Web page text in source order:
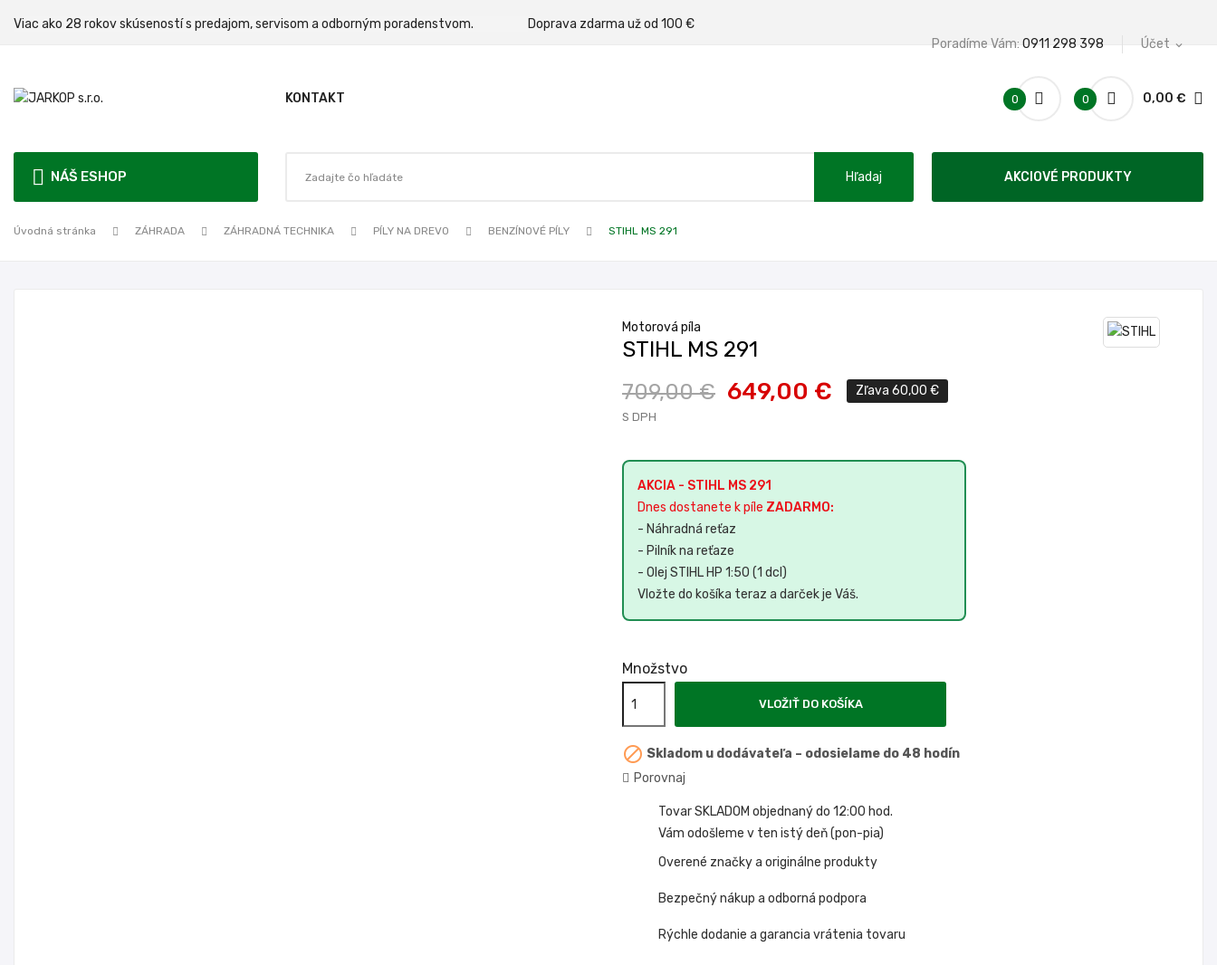
Viac ako 28 rokov skúseností s predajom, servisom a odborným poradenstvom.
Doprava zdarma už od 100 €
Účet expand_more
Poradíme Vám: 0911 298 398
KONTAKT 0 0,00 €
0
NÁŠ ESHOP Hľadaj AKCIOVÉ PRODUKTY
Úvodná stránka ZÁHRADA ZÁHRADNÁ TECHNIKA PÍLY NA DREVO BENZÍNOVÉ PÍLY STIHL MS 291
Motorová píla
STIHL MS 291
709,00 € 649,00 € Zľava 60,00 €
S DPH
AKCIA - STIHL MS 291
Dnes dostanete k píle ZADARMO:
- Náhradná reťaz
- Pilník na reťaze
- Olej STIHL HP 1:50 (1 dcl)
Vložte do košíka teraz a darčekje Váš.
Množstvo
VLOŽIŤ DO KOŠÍKA
 Skladom u dodávateľa – odosielame do 48 hodín
Porovnaj
Tovar SKLADOM objednaný do 12:00 hod.
Vám odošleme v ten istý deň (pon-pia)
Overené značky a originálne produkty
Bezpečný nákup a odborná podpora
Rýchle dodanie a garancia vrátenia tovaru